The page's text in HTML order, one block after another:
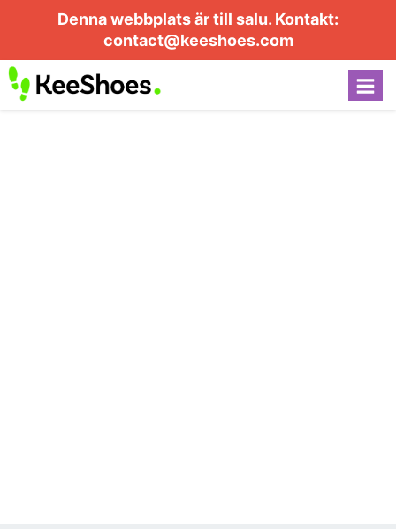
Denna webbplats är till salu. Kontakt:
contact@keeshoes.com